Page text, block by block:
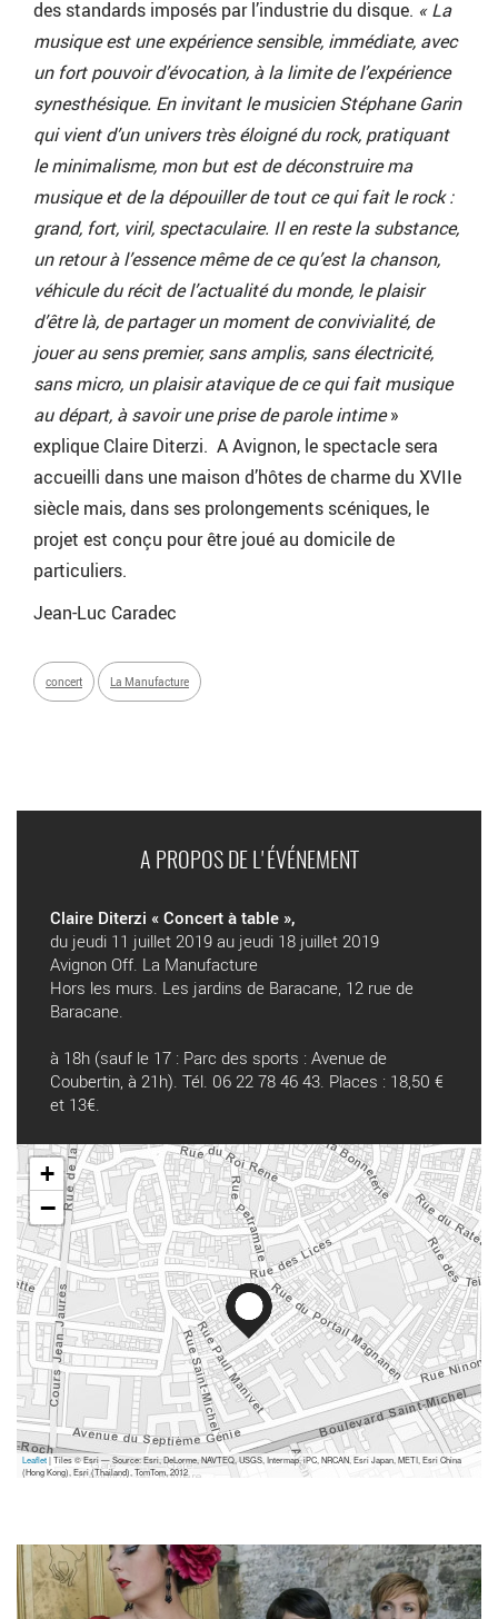
des standards imposés par l’industrie du disque. « La
musique est une expérience sensible, immédiate, avec
un fort pouvoir d’évocation, à la limite de l’expérience
synesthésique. En invitant le musicien Stéphane Garin
qui vient d’un univers très éloigné du rock, pratiquant
le minimalisme, mon but est de déconstruire ma
musique et de la dépouiller de tout ce qui fait le rock :
grand, fort, viril, spectaculaire. Il en reste la substance,
un retour à l’essence même de ce qu’est la chanson,
véhicule du récit de l’actualité du monde, le plaisir
d’être là, de partager un moment de convivialité, de
jouer au sens premier, sans amplis, sans électricité,
sans micro, un plaisir atavique de ce qui fait musique
au départ, à savoir une prise de parole intime»
explique Claire Diterzi. A Avignon, le spectacle sera
accueilli dans une maison d’hôtes de charme du XVIIe
siècle mais, dans ses prolongements scéniques, le
projet est conçu pour être joué au domicile de
particuliers.
Jean-Luc Caradec
concert La Manufacture
A PROPOS DE L'ÉVÉNEMENT
Claire Diterzi « Concert à table »,
du jeudi 11 juillet 2019 au jeudi 18 juillet 2019
Avignon Off. La Manufacture
Hors les murs. Les jardins de Baracane, 12 rue de
Baracane.
à 18h (sauf le 17 : Parc des sports : Avenue de
Coubertin, à 21h). Tél. 06 22 78 46 43. Places : 18,50 €
et 13€.
+
−
Leaflet| Tiles © Esri — Source: Esri, DeLorme, NAVTEQ, USGS, Intermap, iPC, NRCAN, Esri Japan, METI, Esri China
(Hong Kong), Esri (Thailand), TomTom, 2012